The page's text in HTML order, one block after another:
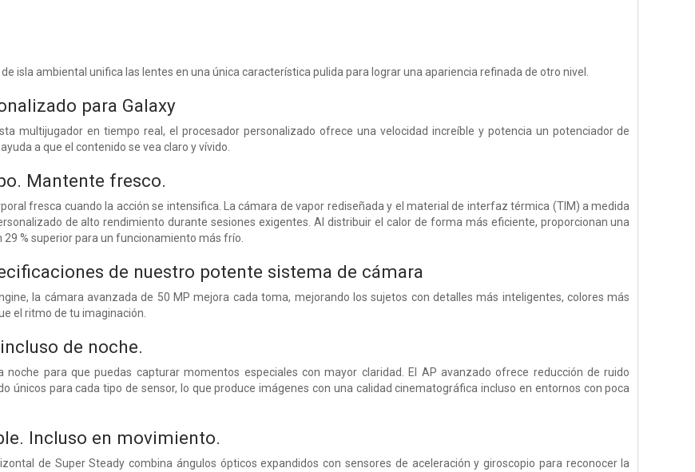
isla ambiental unifica las lentes en una única característica pulida para lograr una apariencia refinada de otro nivel.
para Galaxy
multijugador en tiempo real, el procesador personalizado ofrece una velocidad increíble y potencia un potenciador de
a que el contenido se vea claro y vívido.
Mantente fresco.
fresca cuando la acción se intensifica. La cámara de vapor rediseñada y el material de interfaz térmica (TIM) a medida
de alto rendimiento durante sesiones exigentes. Al distribuir el calor de forma más eficiente, proporcionan una
% superior para un funcionamiento más frío.
de nuestro potente sistema de cámara
la cámara avanzada de 50 MP mejora cada toma, mejorando los sujetos con detalles más inteligentes, colores más
el ritmo de tu imaginación.
de noche.
noche para que puedas capturar momentos especiales con mayor claridad. El AP avanzado ofrece reducción de ruido
únicos para cada tipo de sensor, lo que produce imágenes con una calidad cinematográfica incluso en entornos con poca
Incluso en movimiento.
de Super Steady combina ángulos ópticos expandidos con sensores de aceleración y giroscopio para reconocer la